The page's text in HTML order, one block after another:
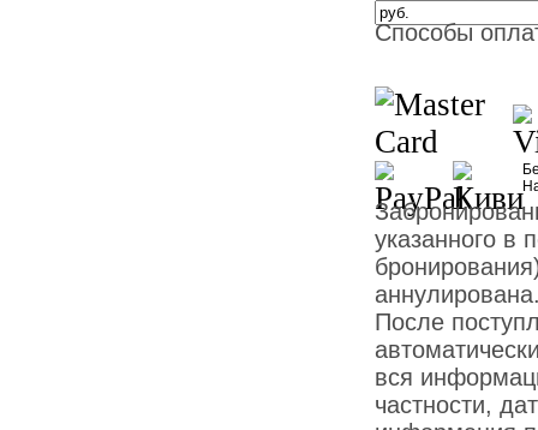
Способы
указанного в
После
вся
частности,